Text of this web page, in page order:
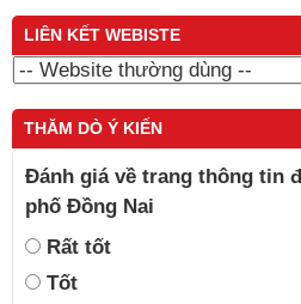
LIÊN KẾT WEBISTE
THĂM DÒ Ý KIẾN
Đánh giá về trang thông tin
phố Đồng Nai
Rất tốt
Tốt